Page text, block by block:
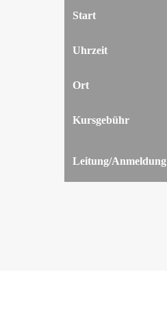
Start
Uhrzeit
Ort
Kursgebühr
Leitung/Anmeldung